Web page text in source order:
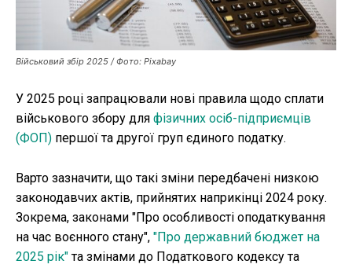
Курс валют
Військовий збір 2025 / Фото: Pixabay
У 2025 році запрацювали нові правила щодо сплати
військового збору для фізичних осіб-підприємців
(ФОП) першої та другої груп єдиного податку.
Варто зазначити, що такі зміни передбачені низкою
законодавчих актів, прийнятих наприкінці 2024 року.
Зокрема, законами "Про особливості оподаткування
на час воєнного стану", "Про державний бюджет на
2025 рік"та змінами до Податкового кодексу та